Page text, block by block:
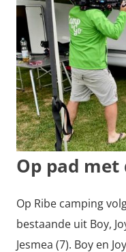
Op pad met
Op Ribe camping
bestaande uit Boy,
Jesmea (7). Boy en